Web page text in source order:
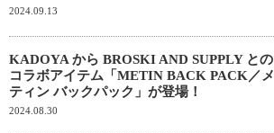
2024.09.13
KADOYA から BROSKI AND SUPPLY との
コラボアイテム「METIN BACK PACK／メ
ティン バックパック」が登場！
2024.08.30